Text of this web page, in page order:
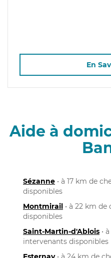
En
Aide à
Sézanne • à 17 km de
disponibles
Montmirail • à 22 km
disponibles
Saint-Martin-d'Ablois •
intervenants disponibles